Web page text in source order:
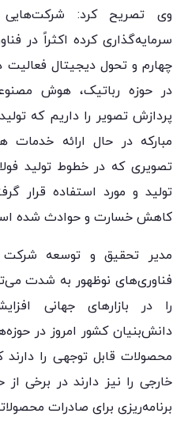
وی تصریح کرد: شرکت‌هایی
سرمایه‌گذاری کرده اکثراً در
چهارم و تحول دیجیتال فعالیت
در حوزه رباتیک، هوش
پردازش تصویر را داریم که
مبارکه در حال ارائه
تصویری که در خطوط تولید
تولید و مورد استفاده قرار
کاهش خسارت و حوادث شده
مدیر تحقیق و توسعه شرکت
فناوری‌های نوظهور به شدت
را در بازارهای جهانی
دانش‌بنیان کشور امروز در
محصولات قابل توجهی را دارند
خارجی را نیز دارند در برخی
برنامه‌ریزی برای صادرات